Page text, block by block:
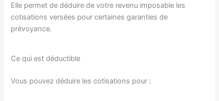
Elle permet de déduire de votre revenu imposable les
cotisations versées pour certaines garanties de
prévoyance.
Ce qui est déductible
Vous pouvez déduire les cotisations pour :